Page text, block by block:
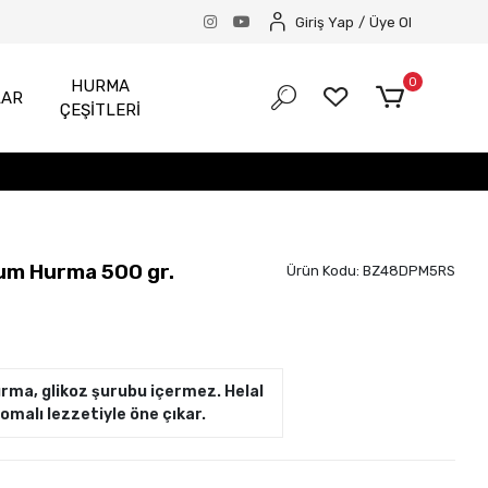
Giriş Yap / Üye Ol
HURMA
ÇEŞİTLERİ
0
Hurma 500 gr. Ürün Kodu: BZ48DPM5RS
glikoz şurubu içermez. Helal
lezzetiyle öne çıkar.